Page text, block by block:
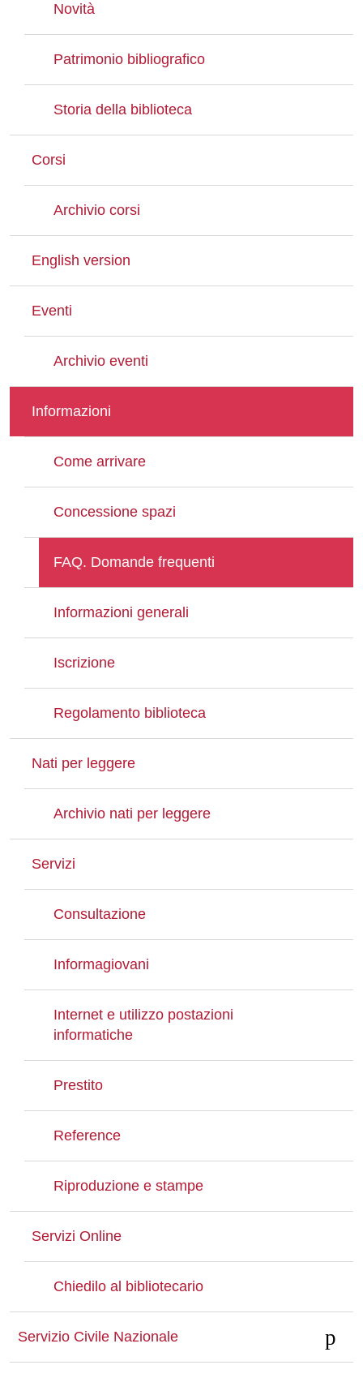
Novità
Patrimonio bibliografico
Storia della biblioteca
Corsi
Archivio corsi
English version
Eventi
Archivio eventi
Informazioni
Come arrivare
Concessione spazi
FAQ. Domande frequenti
Informazioni generali
Iscrizione
Regolamento biblioteca
Nati per leggere
Archivio nati per leggere
Servizi
Consultazione
Informagiovani
Internet e utilizzo postazioni
informatiche
Prestito
Reference
Riproduzione e stampe
Servizi Online
Chiedilo al bibliotecario
Servizio Civile Nazionale